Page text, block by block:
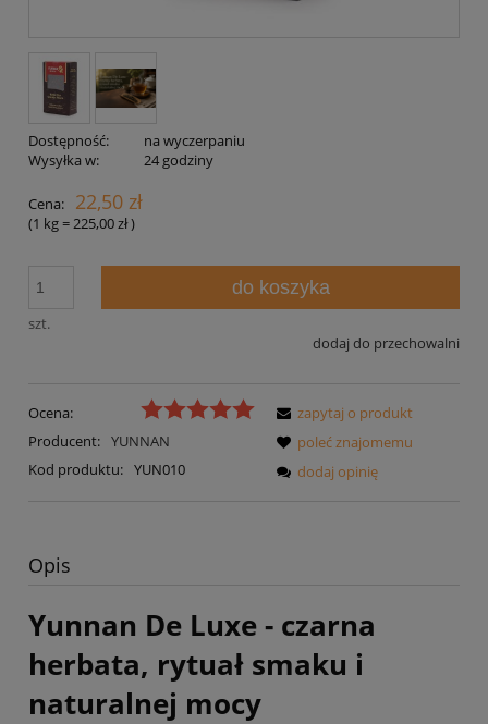
Dostępność:
na wyczerpaniu
Wysyłka w:
24 godziny
Cena: 22,50 zł
(1 kg=225,00 zł)
szt.
do koszyka
dodaj do przechowalni
Ocena:
Producent: YUNNAN
Kod produktu: YUN010
zapytaj o produkt
poleć znajomemu
dodaj opinię
Opis
Yunnan De Luxe - czarna
herbata, rytuał smaku i
naturalnej mocy